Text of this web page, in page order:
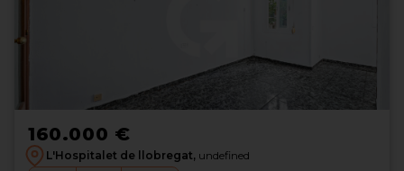
160.000 €
L'Hospitalet de llobregat, undefined